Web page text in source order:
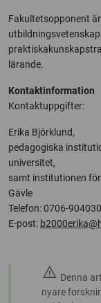
Fakultetsopponent är
praktiska
lärande.
Kontaktinformation
Kontaktuppgifter:
Erika Björklund,
pedagogiska
universitet,
samt institutionen
Gävle
Telefon: 0706-904030
E-post:
warning Denna
nyare